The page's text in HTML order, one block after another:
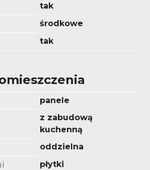
tak
środkowe
tak
panele
z zabudową
kuchenną
oddzielna
płytki